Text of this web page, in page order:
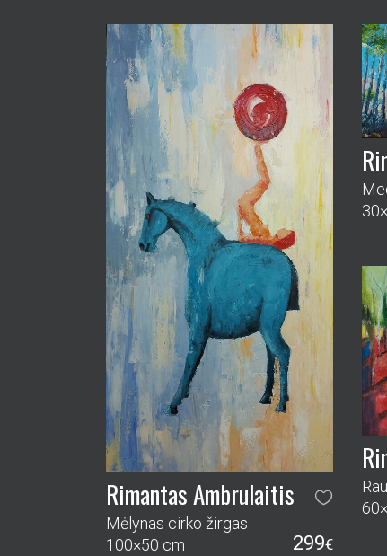
Rimantas Ambrulaitis
Mėlynas cirko žirgas
100×50 cm
299€